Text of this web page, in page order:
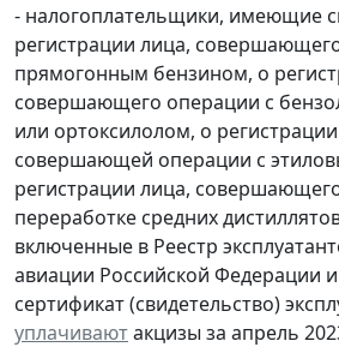
- налогоплательщики, имеющие
регистрации лица,
прямогонным бензином, о
совершающего операции с
или ортоксилолом, о
совершающей операции с
регистрации лица,
переработке средних
включенные в Реестр
авиации Российской Федерации
сертификат (свидетельство)
уплачиваютакцизы за апрель